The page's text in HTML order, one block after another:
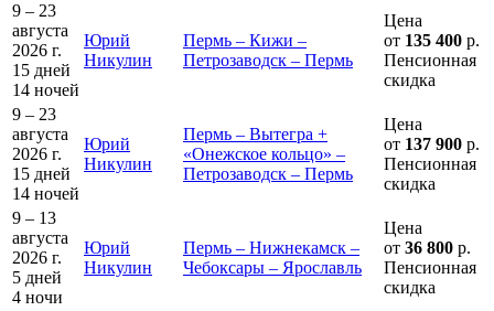
9 – 23
августа
2026 г.
15 дней
14 ночей
Юрий
Никулин
Пермь – Кижи –
Петрозаводск – Пермь
Цена
от 135 400 р.
Пенсионная
скидка
9 – 23
августа
2026 г.
15 дней
14 ночей
Юрий
Никулин
Пермь – Вытегра +
«Онежское кольцо» –
Петрозаводск – Пермь
Цена
от 137 900 р.
Пенсионная
скидка
9 – 13
августа
2026 г.
5 дней
4 ночи
Юрий
Никулин
Пермь – Нижнекамск –
Чебоксары – Ярославль
Цена
от 36 800 р.
Пенсионная
скидка